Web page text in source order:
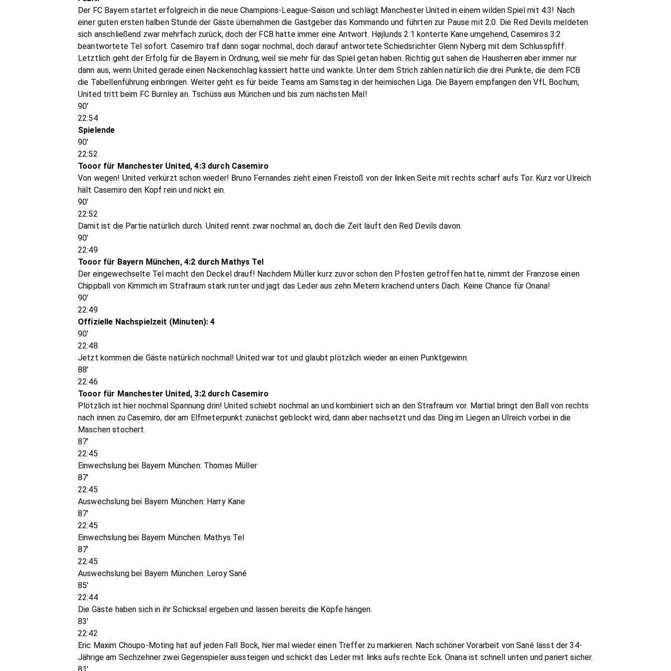
Der FC Bayern startet erfolgreich in die neue Champions-League-Saison und schlägt Manchester United in einem wilden Spiel mit 4:3! Nach
einer guten ersten halben Stunde der Gäste übernahmen die Gastgeber das Kommando und führten zur Pause mit 2:0. Die Red Devils meldeten
sich anschließend zwar mehrfach zurück, doch der FCB hatte immer eine Antwort. Højlunds 2:1 konterte Kane umgehend, Casemiros 3:2
beantwortete Tel sofort. Casemiro traf dann sogar nochmal, doch darauf antwortete Schiedsrichter Glenn Nyberg mit dem Schlusspfiff.
Letztlich geht der Erfolg für die Bayern in Ordnung, weil sie mehr für das Spiel getan haben. Richtig gut sahen die Hausherren aber immer nur
dann aus, wenn United gerade einen Nackenschlag kassiert hatte und wankte. Unter dem Strich zählen natürlich die drei Punkte, die dem FCB
die Tabellenführung einbringen. Weiter geht es für beide Teams am Samstag in der heimischen Liga. Die Bayern empfangen den VfL Bochum,
United tritt beim FC Burnley an. Tschüss aus München und bis zum nächsten Mal!
90'
22:54
Spielende
90'
22:52
Tooor für Manchester United, 4:3 durch Casemiro
Von wegen! United verkürzt schon wieder! Bruno Fernandes zieht einen Freistoß von der linken Seite mit rechts scharf aufs Tor. Kurz vor Ulreich
hält Casemiro den Kopf rein und nickt ein.
90'
22:52
Damit ist die Partie natürlich durch. United rennt zwar nochmal an, doch die Zeit läuft den Red Devils davon.
90'
22:49
Tooor für Bayern München, 4:2 durch Mathys Tel
Der eingewechselte Tel macht den Deckel drauf! Nachdem Müller kurz zuvor schon den Pfosten getroffen hatte, nimmt der Franzose einen
Chippball von Kimmich im Strafraum stark runter und jagt das Leder aus zehn Metern krachend unters Dach. Keine Chance für Onana!
90'
22:49
Offizielle Nachspielzeit (Minuten): 4
90'
22:48
Jetzt kommen die Gäste natürlich nochmal! United war tot und glaubt plötzlich wieder an einen Punktgewinn.
88'
22:46
Tooor für Manchester United, 3:2 durch Casemiro
Plötzlich ist hier nochmal Spannung drin! United schiebt nochmal an und kombiniert sich an den Strafraum vor. Martial bringt den Ball von rechts
nach innen zu Casemiro, der am Elfmeterpunkt zunächst geblockt wird, dann aber nachsetzt und das Ding im Liegen an Ulreich vorbei in die
Maschen stochert.
87'
22:45
Einwechslung bei Bayern München: Thomas Müller
87'
22:45
Auswechslung bei Bayern München: Harry Kane
87'
22:45
Einwechslung bei Bayern München: Mathys Tel
87'
22:45
Auswechslung bei Bayern München: Leroy Sané
85'
22:44
Die Gäste haben sich in ihr Schicksal ergeben und lassen bereits die Köpfe hängen.
83'
22:42
Eric Maxim Choupo-Moting hat auf jeden Fall Bock, hier mal wieder einen Treffer zu markieren. Nach schöner Vorarbeit von Sané lässt der 34-
Jährige am Sechzehner zwei Gegenspieler aussteigen und schickt das Leder mit links aufs rechte Eck. Onana ist schnell unten und pariert sicher.